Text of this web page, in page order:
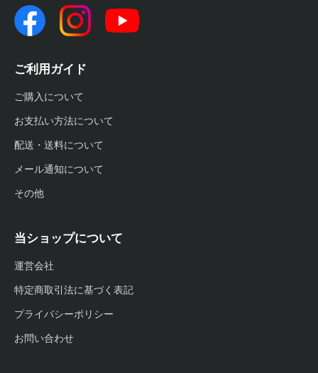
ご利用ガイド
ご購入について
お支払い方法について
配送・送料について
メール通知について
その他
当ショップについて
運営会社
特定商取引法に基づく表記
プライバシーポリシー
お問い合わせ